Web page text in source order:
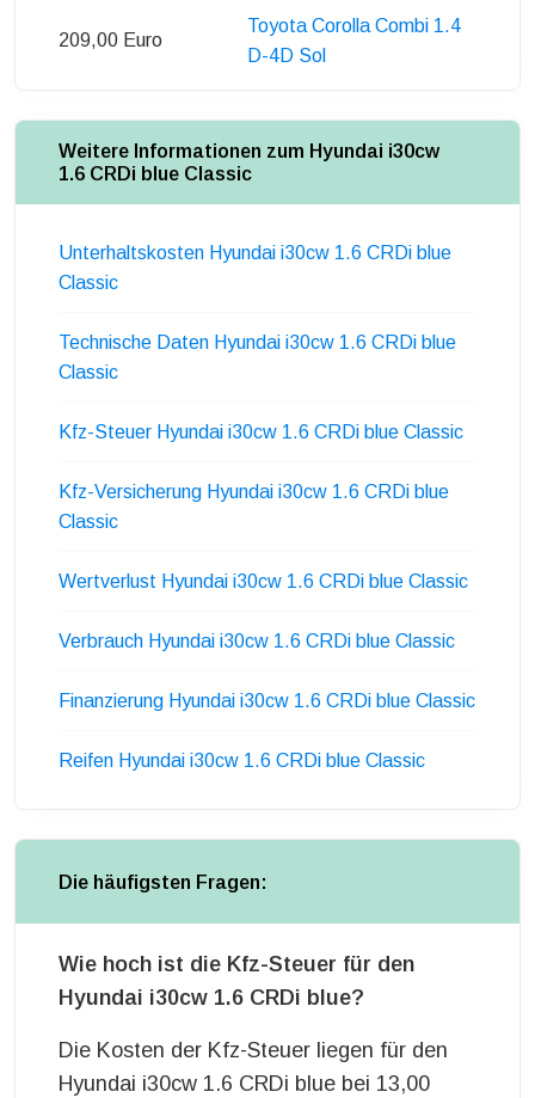
209,00 Euro
Toyota Corolla Combi 1.4
D-4D Sol
Weitere Informationen zum Hyundai i30cw
1.6 CRDi blue Classic
Unterhaltskosten Hyundai i30cw 1.6 CRDi blue
Classic
Technische Daten Hyundai i30cw 1.6 CRDi blue
Classic
Kfz-Steuer Hyundai i30cw 1.6 CRDi blue Classic
Kfz-Versicherung Hyundai i30cw 1.6 CRDi blue
Classic
Wertverlust Hyundai i30cw 1.6 CRDi blue Classic
Verbrauch Hyundai i30cw 1.6 CRDi blue Classic
Finanzierung Hyundai i30cw 1.6 CRDi blue Classic
Reifen Hyundai i30cw 1.6 CRDi blue Classic
Die häufigsten Fragen:
Wie hoch ist die Kfz-Steuer für den
Hyundai i30cw 1.6 CRDi blue?
Die Kosten der Kfz-Steuer liegen für den
Hyundai i30cw 1.6 CRDi blue bei 13,00